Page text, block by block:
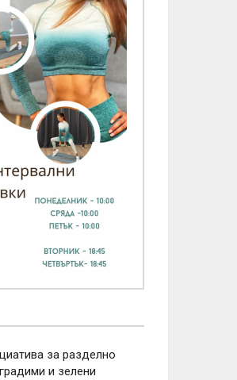
за разделно
и зелени